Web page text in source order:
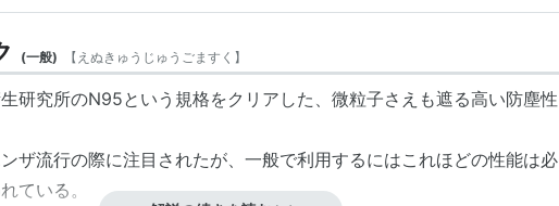
(一般) 【 えぬきゅうじゅうごますく 】
研究所のN95という規格をクリアした、微粒子さえも遮る高い防塵性
ザ流行の際に注目されたが、一般で利用するにはこれほどの性能は必
ている。